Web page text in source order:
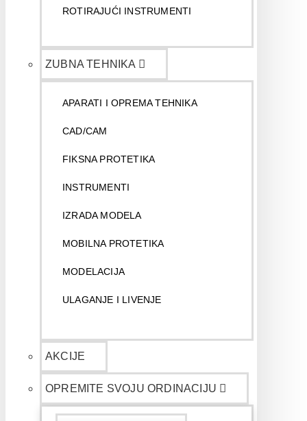
ROTIRAJUĆI INSTRUMENTI
ZUBNA TEHNIKA
APARATI I OPREMA TEHNIKA
CAD/CAM
FIKSNA PROTETIKA
INSTRUMENTI
IZRADA MODELA
MOBILNA PROTETIKA
MODELACIJA
ULAGANJE I LIVENJE
AKCIJE
OPREMITE SVOJU ORDINACIJU